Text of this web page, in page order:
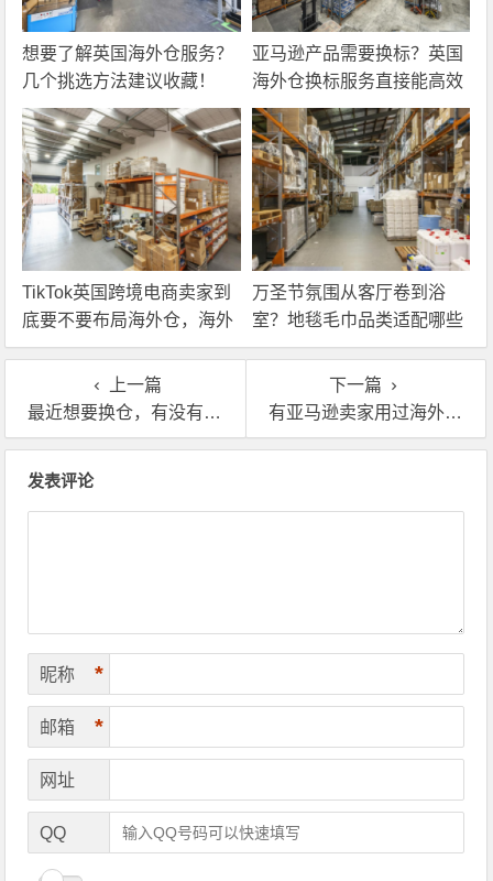
想要了解英国海外仓服务？
几个挑选方法建议收藏！
亚马逊产品需要换标？英国
海外仓换标服务直接能高效
解决！
TikTok英国跨境电商卖家到
底要不要布局海外仓，海外
仓优势分析！
万圣节氛围从客厅卷到浴
室？地毯毛巾品类适配哪些
海外仓服务？
上一篇
最近想要换仓，有没有靠谱的英国海外仓推荐？
下一篇
有亚马逊卖家用过海外仓FBA中转来补货吗？好用不？
发表评论
昵称 *
邮箱 *
网址
QQ